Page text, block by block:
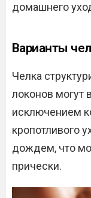
домашнего
Варианты
Челка
локонов могут
исключением
кропотливого
дождем, что
прически.